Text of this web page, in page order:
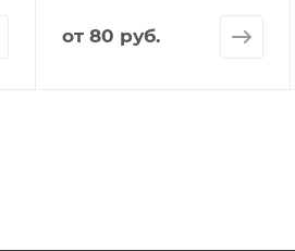
от 80 руб.